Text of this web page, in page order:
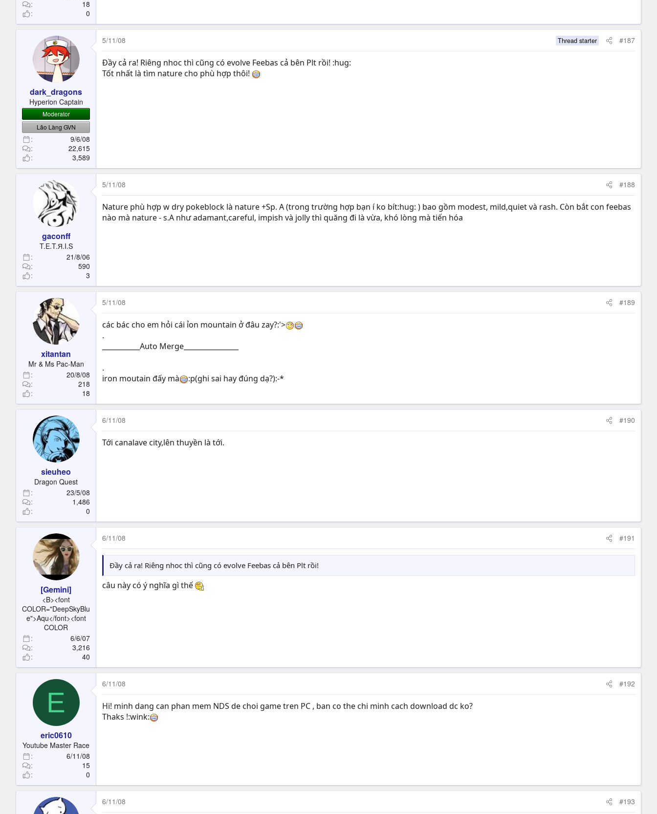
18
0
dark_dragons
Hyperion Captain
Moderator
Lão Làng GVN
9/6/08
22,615
3,589
5/11/08 Thread starter #187
Đầy cả ra! Riêng nhoc thì cũng có evolve Feebas cả bên Plt rồi! :hug:
Tốt nhất là tìm nature cho phù hợp thôi!
gaconff
T.E.T.Я.I.S
21/8/06
590
3
5/11/08 #188
Nature phù hợp w dry pokeblock là nature +Sp. A (trong trường hợp bạn í ko bít:hug: ) bao gồm modest, mild,quiet và rash. Còn bắt con feebas
nào mà nature - s.A như adamant,careful, impish và jolly thì quăng đi là vừa, khó lòng mà tiến hóa
xitantan
Mr & Ms Pac-Man
20/8/08
218
18
5/11/08 #189
các bác cho em hỏi cái ỉon mountain ở đâu zay?:'>
.
___________Auto Merge________________
.
iron moutain đấy mà
:p(ghi sai hay đúng dạ?):-*
sieuheo
Dragon Quest
23/5/08
1,486
0
6/11/08 #190
Tới canalave city,lên thuyền là tới.
[Gemini]
<B><font
COLOR="DeepSkyBlu
e">Aqu</font><font
COLOR
6/6/07
3,216
40
6/11/08 #191
Đầy cả ra! Riêng nhoc thì cũng có evolve Feebas cả bên Plt rồi!
câu này có ý nghĩa gì thế
E
eric0610
Youtube Master Race
6/11/08
15
0
6/11/08 #192
Hi! minh dang can phan mem NDS de choi game tren PC , ban co the chi minh cach download dc ko?
Thaks !:wink:
6/11/08 #193